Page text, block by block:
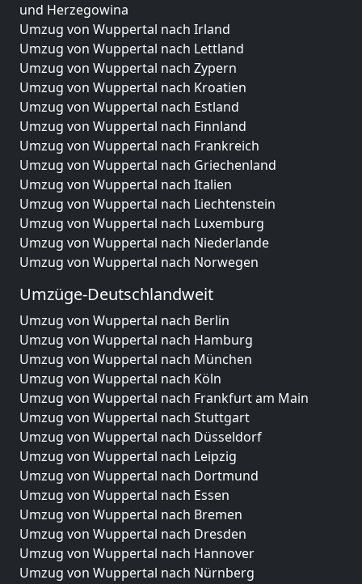
und Herzegowina
Umzug von Wuppertal nach Irland
Umzug von Wuppertal nach Lettland
Umzug von Wuppertal nach Zypern
Umzug von Wuppertal nach Kroatien
Umzug von Wuppertal nach Estland
Umzug von Wuppertal nach Finnland
Umzug von Wuppertal nach Frankreich
Umzug von Wuppertal nach Griechenland
Umzug von Wuppertal nach Italien
Umzug von Wuppertal nach Liechtenstein
Umzug von Wuppertal nach Luxemburg
Umzug von Wuppertal nach Niederlande
Umzug von Wuppertal nach Norwegen
Umzüge-Deutschlandweit
Umzug von Wuppertal nach Berlin
Umzug von Wuppertal nach Hamburg
Umzug von Wuppertal nach München
Umzug von Wuppertal nach Köln
Umzug von Wuppertal nach Frankfurt am Main
Umzug von Wuppertal nach Stuttgart
Umzug von Wuppertal nach Düsseldorf
Umzug von Wuppertal nach Leipzig
Umzug von Wuppertal nach Dortmund
Umzug von Wuppertal nach Essen
Umzug von Wuppertal nach Bremen
Umzug von Wuppertal nach Dresden
Umzug von Wuppertal nach Hannover
Umzug von Wuppertal nach Nürnberg